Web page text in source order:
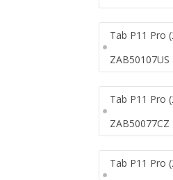
Tab P11 Pro
ZAB50107US
Tab P11 Pro
ZAB50077CZ
Tab P11 Pro